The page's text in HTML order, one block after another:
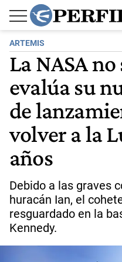
ARTEMIS
La NASA
evalúa su
de
volver a la
años
Debido a las graves
huracán Ian, el
resguardado en la
Kennedy.